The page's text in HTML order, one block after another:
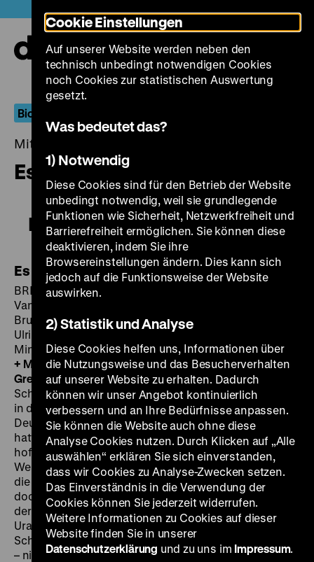
zum
Seiteninhalt
springen
Biotop der Frechheit
Mittwoch, 13. November 2019, 19.00 - 00.00 Uhr
Es
Es
Es
BRD 1966, R/B: Ulrich Schamoni, K: Gerard
Vandenberg, M: Hans Posegga, D: Sabine Sinjen,
Bruno Dietrich, Ulrich Schamoni, Horst Manfred Adloff,
Ulrike Ullrich, Rolf Zacher, Tilla Durieux, Bernhard
Minetti, Will Tremper, 86’·35mm SA 09.11. um 20.30 Uhr
+ MI 13.11. um 20 Uhr·Zu Gast am 9.11.: Erika und Ulrich
Gregor·Einführung am 13.11.: Jan GympelAls Ulrich
Schamonis erstes abendfüllendes Werk im März 1966
in die Ki­nos kam, wurde es als Beginn des Jungen
Deut­schen Films verkauft und wahrgenommen. Zwar
hatte es schon zu­vor einige Werke gegeben, die darauf
hoffen ließen, mit „Papas Kino“ gehe es nun auch in
Westdeutschland zu Ende und man finde Anschluss an
die inter­nationalen Filmerneuerungs­bewegungen,
doch erst 1966 erlebte eine ganze Reihe abend­füllen­
der „Jungfilme“ aus der BRD und West-Berlin ihre
Uraufführung.Esmachte den Anfang, weil Ulrich
Schamoni – beim Dreh 25, bei der Premiere 26 Jahre alt
– nicht das beginnende Filmförderwesen bemühte,
Cookie Einstellungen
Auf unserer Website werden neben den
technisch unbedingt notwendigen Cookies
noch Cookies zur statistischen Auswertung
gesetzt.
Was bedeutet das?
1) Notwendig
Diese Cookies sind für den Betrieb der Website
unbedingt notwendig, weil sie grundlegende
Funktionen wie Sicherheit, Netzwerkfreiheit und
Barrierefreiheit ermöglichen. Sie können diese
deaktivieren, indem Sie ihre
Browsereinstellungen ändern. Dies kann sich
jedoch auf die Funktionsweise der Website
auswirken.
2) Statistik und Analyse
Diese Cookies helfen uns, Informationen über
die Nutzungsweise und das Besucherverhalten
auf unserer Website zu erhalten. Dadurch
können wir unser Angebot kontinuierlich
verbessern und an Ihre Bedürfnisse anpassen.
Sie können die Website auch ohne diese
Analyse Cookies nutzen. Durch Klicken auf „Alle
auswählen“ erklären Sie sich einverstanden,
dass wir Cookies zu Analyse-Zwecken setzen.
Das Einverständnis in die Verwendung der
Cookies können Sie jederzeit widerrufen.
Weitere Informationen zu Cookies auf dieser
Website finden Sie in unserer
Datenschutzerklärung und zu uns im Impressum.